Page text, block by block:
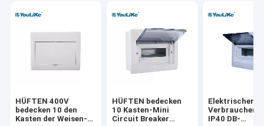
HÜFTEN 400V
bedecken 10 den
Kasten der Weisen-
HÜFTEN bedecken
10 Kasten-Mini
Circuit Breaker
Elektrischer
Verbraucher-
IP40 DB-